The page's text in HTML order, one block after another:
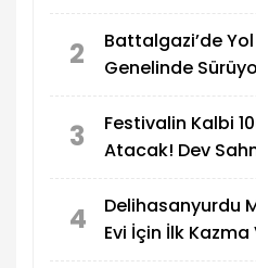
2
Battalgazi’de
Genelinde
3
Festivalin Kalbi
Atacak! Dev
4
Delihasanyurdu
Evi İçin İlk